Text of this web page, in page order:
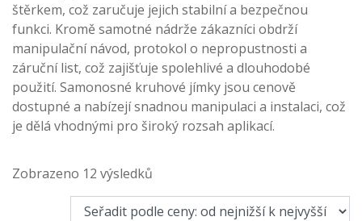
štěrkem, což zaručuje jejich stabilní a bezpečnou
funkci. Kromě samotné nádrže zákazníci obdrží
manipulační návod, protokol o nepropustnosti a
záruční list, což zajišťuje spolehlivé a dlouhodobé
použití. Samonosné kruhové jímky jsou cenově
dostupné a nabízejí snadnou manipulaci a instalaci, což
je dělá vhodnými pro široký rozsah aplikací.
Zobrazeno 12 výsledků
podle
ceny: